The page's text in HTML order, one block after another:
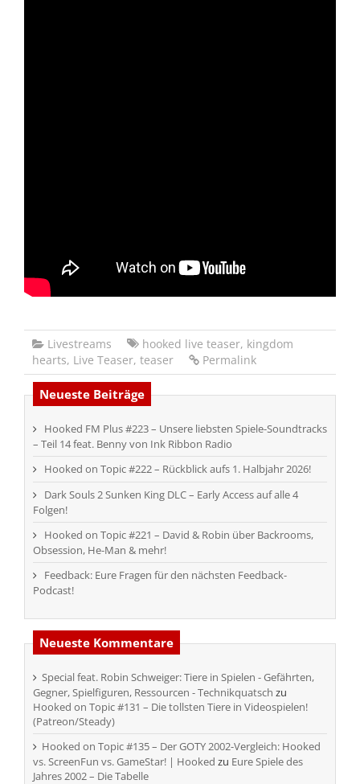
Livestreams hooked live teaser, kingdom
hearts, Live Teaser, teaser Permalink
Neueste Beiträge
Hooked FM Plus #223 – Unsere liebsten Spiele-Soundtracks
– Teil 14 feat. Benny von Ink Ribbon Radio
Hooked on Topic #222 – Rückblick aufs 1. Halbjahr 2026!
Dark Souls 2 Sunken King DLC – Early Access auf alle 4
Folgen!
Hooked on Topic #221 – David & Robin über Backrooms,
Obsession, He-Man & mehr!
Feedback: Eure Fragen für den nächsten Feedback-
Podcast!
Neueste Kommentare
Special feat. Robin Schweiger: Tiere in Spielen - Gefährten,
Gegner, Spielfiguren, Ressourcen - Technikquatsch zu
Hooked on Topic #131 – Die tollsten Tiere in Videospielen!
(Patreon/Steady)
Hooked on Topic #135 – Der GOTY 2002-Vergleich: Hooked
vs. ScreenFun vs. GameStar! | Hooked zu Eure Spiele des
Jahres 2002 – Die Tabelle